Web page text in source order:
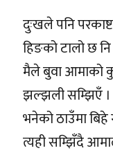
दुःखले पनि
हिङको टालो छ
मैले बुवा आमाको
झल्झली सम्झिएँ
भनेको ठाउँमा बिहे
त्यही सम्झिँदै